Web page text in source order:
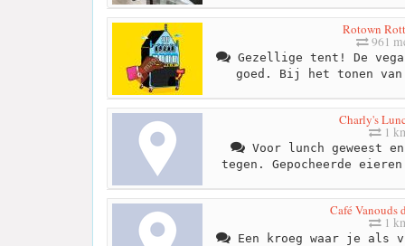
Rotown
961
Gezellige tent! De
goed. Bij het tonen
Charly's
1
Voor lunch geweest
tegen. Gepocheerde
Café Vanouds
1
Een kroeg waar je als